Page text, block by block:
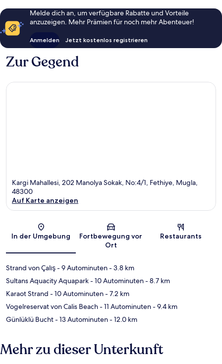
Melde dich an, um verfügbare Rabatte und Vorteile
anzuzeigen. Mehr Prämien für noch mehr Abenteuer!
Anmelden Jetzt kostenlos registrieren
Zur Gegend
Kargi Mahallesi, 202 Manolya Sokak, No:4/1, Fethiye, Mugla,
48300
Auf Karte anzeigen
In der Umgebung
Fortbewegung vor
Ort
Restaurants
Strand von Çalış- 9 Autominuten- 3.8 km
Sultans Aquacity Aquapark- 10 Autominuten- 8.7 km
Karaot Strand - 10 Autominuten- 7.2 km
Vogelreservat von Calis Beach- 11 Autominuten- 9.4 km
Günlüklü Bucht- 13 Autominuten- 12.0 km
Mehr zu dieser Unterkunft